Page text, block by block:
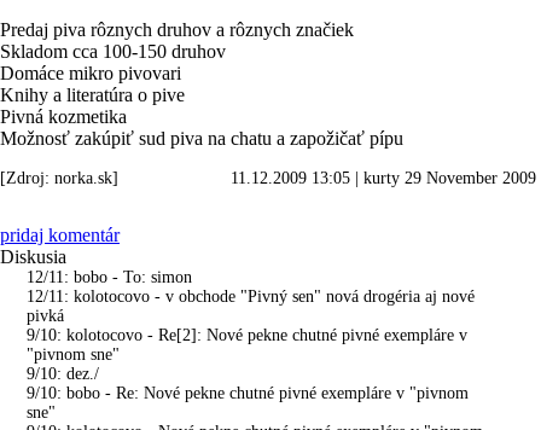
Predaj piva rôznych druhov a rôznych značiek
Skladom cca 100-150 druhov
Domáce mikro pivovari
Knihy a literatúra o pive
Pivná kozmetika
Možnosť zakúpiť sud piva na chatu a zapožičať pípu
11.12.2009 13:05 kurty 29 November 2009
[Zdroj: norka.sk]
pridaj komentár
Diskusia
12/11: bobo - To: simon
12/11: kolotocovo - v obchode "Pivný sen" nová drogéria aj nové
pivká
9/10: kolotocovo - Re[2]: Nové pekne chutné pivné exempláre v
"pivnom sne"
9/10: dez./
9/10: bobo - Re: Nové pekne chutné pivné exempláre v "pivnom
sne"